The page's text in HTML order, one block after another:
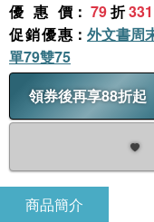
優惠價 ： 79折331
促銷優惠 ： 外文書周
單79雙75
領券後再享88折起
商品簡介